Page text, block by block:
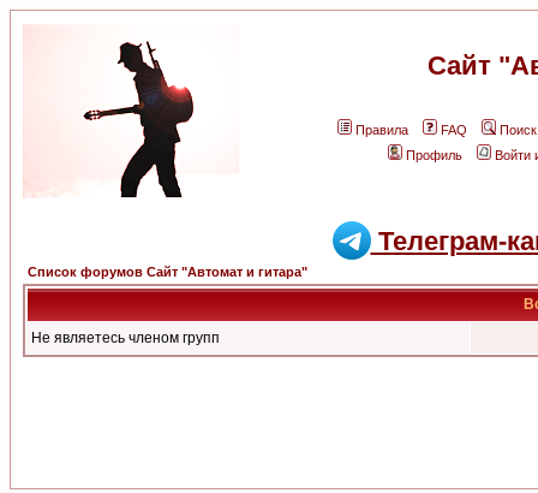
Сайт
Правила FAQ
Поиск
Профиль
Войти
Телеграм-
Список форумов Сайт "Автомат и гитара"
Не являетесь членом групп